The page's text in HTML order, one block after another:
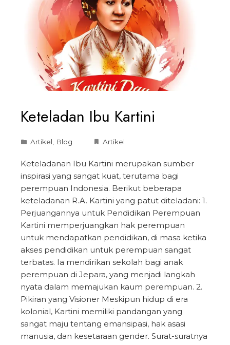
Keteladan Ibu Kartini
Artikel Blog Artikel
Keteladanan Ibu Kartini merupakan sumber
inspirasi yang sangat kuat, terutama bagi
perempuan Indonesia. Berikut beberapa
keteladanan R.A. Kartini yang patut diteladani: 1.
Perjuangannya untuk Pendidikan Perempuan
Kartini memperjuangkan hak perempuan
untuk mendapatkan pendidikan, di masa ketika
akses pendidikan untuk perempuan sangat
terbatas. Ia mendirikan sekolah bagi anak
perempuan di Jepara, yang menjadi langkah
nyata dalam memajukan kaum perempuan. 2.
Pikiran yang Visioner Meskipun hidup di era
kolonial, Kartini memiliki pandangan yang
sangat maju tentang emansipasi, hak asasi
manusia, dan kesetaraan gender. Surat-suratnya